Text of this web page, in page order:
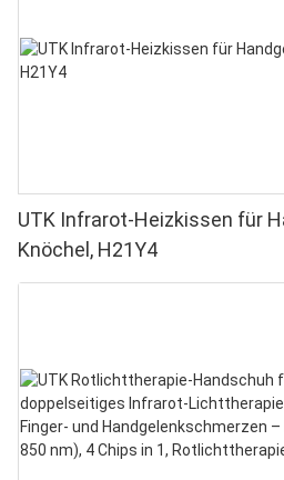
UTK Infrarot-Heizkissen für
Knöchel, H21Y4